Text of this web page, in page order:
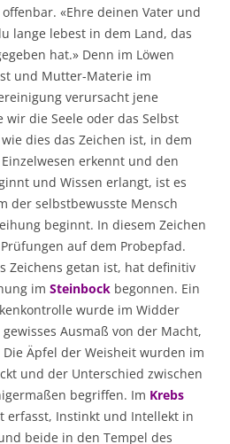
«Ehre deinen Vater und
lange lebest in dem Land, das
hat.» Denn im Löwen
und Mutter-Materie im
verursacht jene
wir die Seele oder das Selbst
dies das Zeichen ist, in dem
erkennt und den
und Wissen erlangt, ist es
der selbstbewusste Mensch
beginnt. In diesem Zeichen
auf dem Probepfad.
Zeichens getan ist, hat definitiv
im Steinbock begonnen. Ein
wurde im Widder
Ausmaß von der Macht,
Äpfel der Weisheit wurden im
und der Unterschied zwischen
begriffen. Im Krebs
erfasst, Instinkt und Intellekt in
beide in den Tempel des